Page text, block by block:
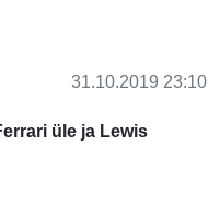
31.10.2019 23:10
üle ja Lewis